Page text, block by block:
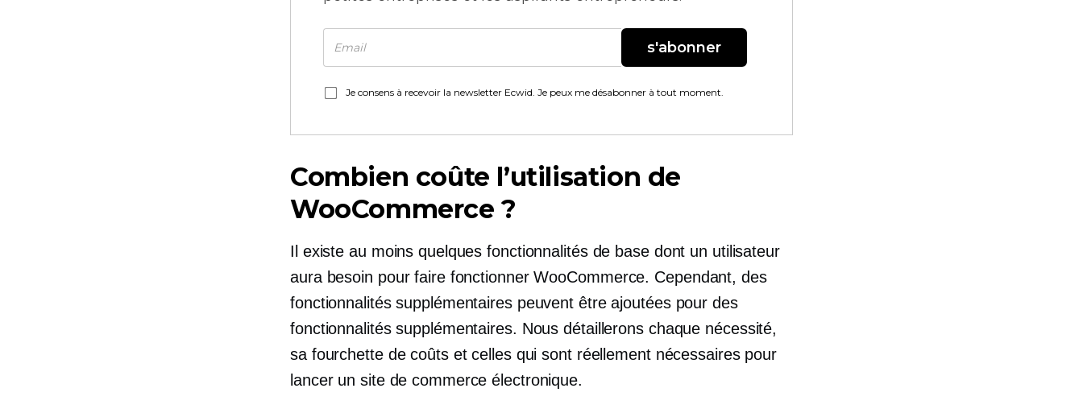
s'abonner
Je consens à recevoir la newsletter Ecwid. Je peux me désabonner à tout moment.
Combien coûte l’utilisation de
WooCommerce ?
Il existe au moins quelques fonctionnalités de base dont un utilisateur
aura besoin pour faire fonctionner WooCommerce. Cependant, des
fonctionnalités supplémentaires peuvent être ajoutées pour des
fonctionnalités supplémentaires. Nous détaillerons chaque nécessité,
sa fourchette de coûts et celles qui sont réellement nécessaires pour
lancer un site de commerce électronique.